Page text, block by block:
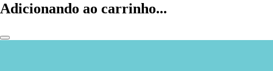
Adicionando ao carrinho...